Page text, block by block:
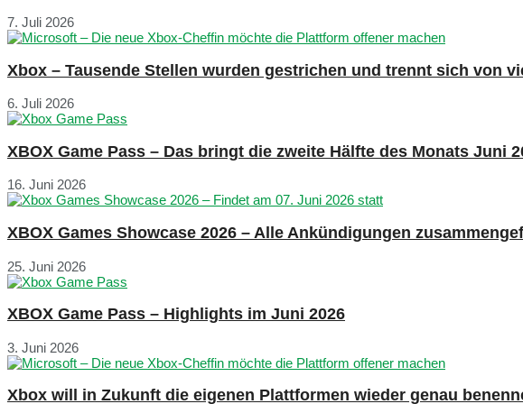
7. Juli 2026
Xbox – Tausende Stellen wurden gestrichen und trennt sich von
6. Juli 2026
XBOX Game Pass – Das bringt die zweite Hälfte des Monats Juni
16. Juni 2026
XBOX Games Showcase 2026 – Alle Ankündigungen
25. Juni 2026
XBOX Game Pass – Highlights im Juni 2026
3. Juni 2026
Xbox will in Zukunft die eigenen Plattformen wieder genau